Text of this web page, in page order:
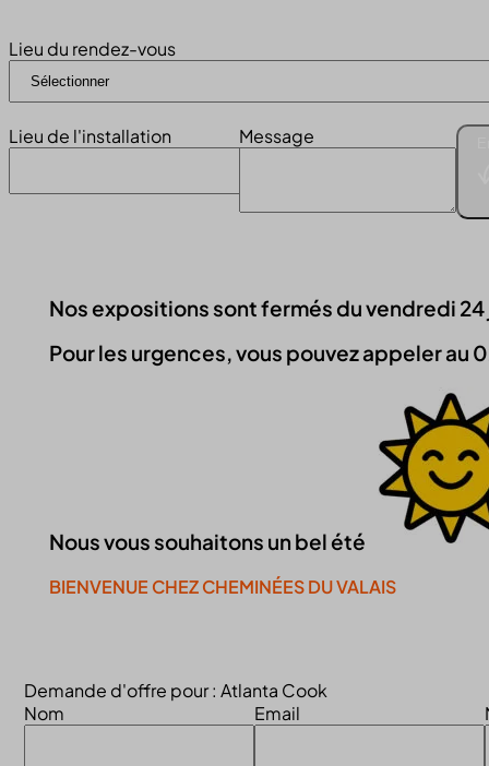
Lieu du rendez-vous
Lieu de l'installation Message
Nos expositions sont fermés du vendredi 24
Pour les urgences, vous pouvez appeler au
Nous vous souhaitons un bel été
BIENVENUE CHEZ CHEMINÉES DU VALAIS
Demande d'offre pour : Atlanta Cook
Nom
Email